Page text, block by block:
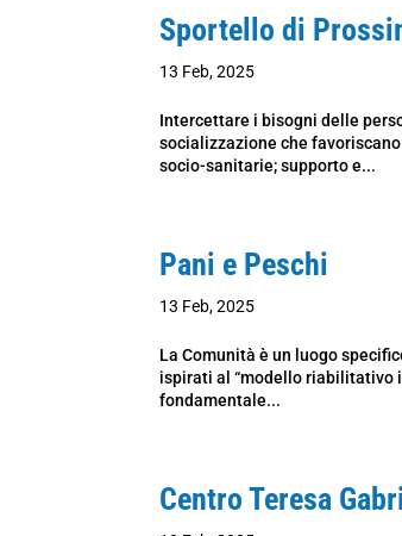
Sportello di
13 Feb, 2025
Intercettare i bisogni delle
socializzazione che
socio-sanitarie; supporto e...
Pani e Peschi
13 Feb, 2025
La Comunità è un luogo
ispirati al “modello riabilitativo
fondamentale...
Centro Teresa